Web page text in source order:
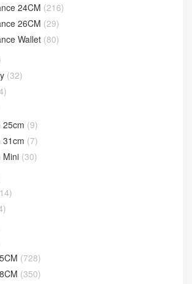
24CM (216)
26CM (29)
Wallet (80)
(32)
25cm (9)
31cm (7)
Mini (30)
(728)
(350)